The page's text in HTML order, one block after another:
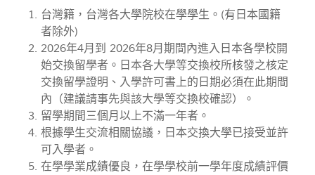
台灣籍， 台灣各大學院校在學學生。(有日本國籍
者除外)
2026年4月到 2026年8月期間內進入日本各學校開
始交換留學者。日本各大學等交換校所核發之核定
交換留學證明、入學許可書上的日期必須在此期間
內（建議請事先與該大學等交換校確認）。
留學期間三個月以上不滿一年者。
根據學生交流相關協議，日本交換大學已接受並許
可入學者。
在學學業成績優良，在學學校前一學年度成績評價